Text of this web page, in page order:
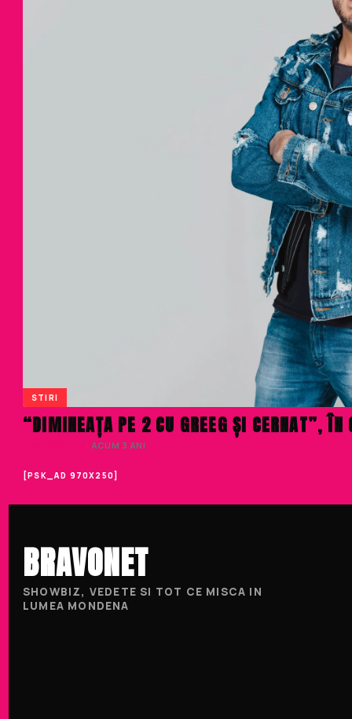
STIRI
“DIMINEAȚA PE 2 CU GREEG ȘI CERNAT”,
· ACUM 3 ANI
[PSK_AD 970X250]
BRAVONET
SHOWBIZ, VEDETE SI TOT CE MISCA IN
LUMEA MONDENA